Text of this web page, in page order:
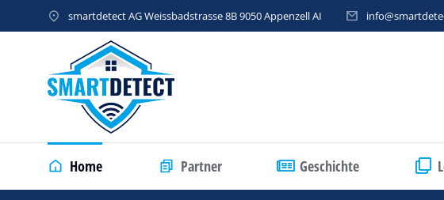
smartdetect AG Weissbadstrasse 8B 9050 Appenzell AI
Home Partner Geschichte